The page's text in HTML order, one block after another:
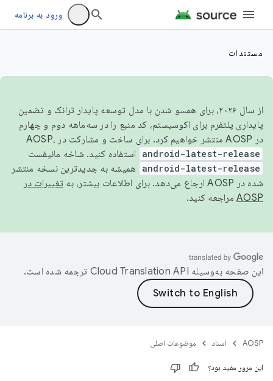
ورود به برنامه
مستندات
از سال ۲۰۲۶، برای همسو شدن با مدل توسعه پایدار ترانک و تضمین
پایداری پلتفرم برای اکوسیستم، کد منبع را در سه‌ماهه دوم و چهارم
در AOSP منتشر خواهیم کرد. برای ساخت و مشارکت در AOSP،
android-latest-release استفاده کنید. شاخه مانیفست
android-latest-release
همیشه به جدیدترین نسخه منتشر
شده در AOSP ارجاع می‌دهد. برای اطلاعات بیشتر، به
تغییرات در
AOSP مراجعه کنید.
این صفحه به‌وسیله ترجمه شده است.
AOSP اسناد موضوعات اصلی
این مرور مفید بود؟